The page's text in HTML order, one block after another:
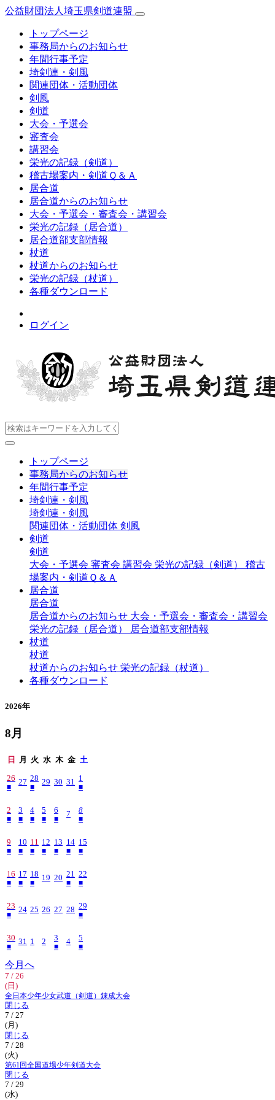
公益財団法人埼玉県剣道連盟
トップページ
事務局からのお知らせ
年間行事予定
埼剣連・剣風
関連団体・活動団体
剣風
剣道
大会・予選会
審査会
講習会
栄光の記録（剣道）
稽古場案内・剣道Ｑ＆Ａ
居合道
居合道からのお知らせ
大会・予選会・審査会・講習会
栄光の記録（居合道）
居合道部支部情報
杖道
杖道からのお知らせ
栄光の記録（杖道）
各種ダウンロード
ログイン
トップページ
事務局からのお知らせ
年間行事予定
埼剣連・剣風
埼剣連・剣風
関連団体・活動団体 剣風
剣道
剣道
大会・予選会 審査会 講習会 栄光の記録（剣道） 稽古
場案内・剣道Ｑ＆Ａ
居合道
居合道
居合道からのお知らせ 大会・予選会・審査会・講習会
栄光の記録（居合道）
居合道部支部情報
杖道
杖道
杖道からのお知らせ 栄光の記録（杖道）
各種ダウンロード
2026年
8月
日 月 火 水 木 金 土
26
■
27 28
■
29 30 31 1
■
2
■
3
■
4
■
5
■
6
■
7 8
■
9
■
10
■
11
■
12
■
13
■
14
■
15
■
16
■
17
■
18
■
19 20 21
■
22
■
23
■
24 25 26 27 28 29
■
30
■
31 1 2 3
■
4 5
■
今月へ
7 / 26
(日)
全日本少年少女武道（剣道）錬成大会
閉じる
7 / 27
(月)
閉じる
7 / 28
(火)
第61回全国道場少年剣道大会
閉じる
7 / 29
(水)